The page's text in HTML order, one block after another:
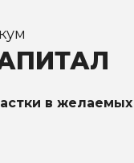
в желаемых